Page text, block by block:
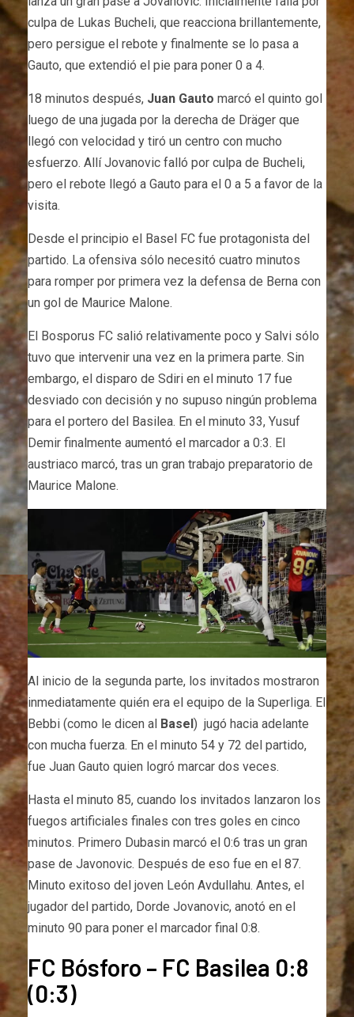
culpa de Lukas Bucheli, que reacciona brillantemente,
pero persigue el rebote y finalmente se lo pasa a
Gauto, que extendió el pie para poner 0 a 4.
18 minutos después, Juan Gauto marcó el quinto gol
luego de una jugada por la derecha de Dräger que
llegó con velocidad y tiró un centro con mucho
esfuerzo. Allí Jovanovic falló por culpa de Bucheli,
pero el rebote llegó a Gauto para el 0 a 5 a favor de la
visita.
Desde el principio el Basel FC fue protagonista del
partido. La ofensiva sólo necesitó cuatro minutos
para romper por primera vez la defensa de Berna con
un gol de Maurice Malone.
El Bosporus FC salió relativamente poco y Salvi sólo
tuvo que intervenir una vez en la primera parte. Sin
embargo, el disparo de Sdiri en el minuto 17 fue
desviado con decisión y no supuso ningún problema
para el portero del Basilea. En el minuto 33, Yusuf
Demir finalmente aumentó el marcador a 0:3. El
austriaco marcó, tras un gran trabajo preparatorio de
Maurice Malone.
Al inicio de la segunda parte, los invitados mostraron
inmediatamente quién era el equipo de la Superliga. El
Bebbi (como le dicen al Basel) jugó hacia adelante
con mucha fuerza. En el minuto 54 y 72 del partido,
fue Juan Gauto quien logró marcar dos veces.
Hasta el minuto 85, cuando los invitados lanzaron los
fuegos artificiales finales con tres goles en cinco
minutos. Primero Dubasin marcó el 0:6 tras un gran
pase de Javonovic. Después de eso fue en el 87.
Minuto exitoso del joven León Avdullahu. Antes, el
jugador del partido, Dorde Jovanovic, anotó en el
minuto 90 para poner el marcador final 0:8.
FC Bósforo – FC Basilea 0:8
(0:3)